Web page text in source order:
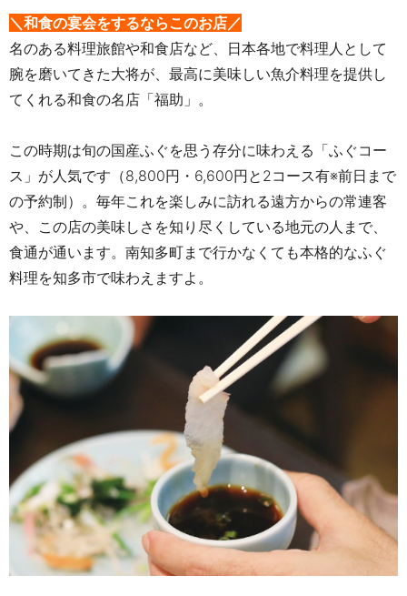
＼和食の宴会をするならこのお店／
名のある料理旅館や和食店など、日本各地で料理人として
腕を磨いてきた大将が、最高に美味しい魚介料理を提供し
てくれる和食の名店「福助」。
この時期は旬の国産ふぐを思う存分に味わえる「ふぐコー
ス」が人気です（8,800円・ 6,600円と 2コース有※前日まで
の予約制）。毎年これを楽しみに訪れる遠方からの常連客
や、この店の美味しさを知り尽くしている地元の人まで、
食通が通います。南知多町まで行かなくても本格的なふぐ
料理を知多市で味わえますよ。